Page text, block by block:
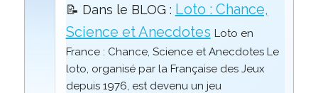
📝 Dans le BLOG : Loto : Chance,
Science et Anecdotes Loto en
France : Chance, Science et Anecdotes Le
loto, organisé par la Française des Jeux
depuis 1976, est devenu un jeu